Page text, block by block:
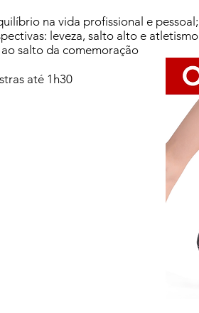
na vida profissional e pessoal;
leveza, salto alto e atletismo
salto da comemoração
até 1h30